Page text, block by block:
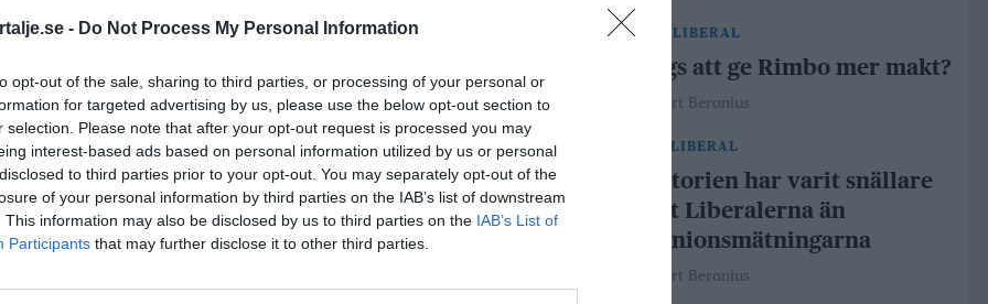
- Do Not Process My Personal Information
opt-out of the sale, sharing to third parties, or processing of your personal or
for targeted advertising by us, please use the below opt-out section to
selection. Please note that after your opt-out request is processed you may
interest-based ads based on personal information utilized by us or personal
to third parties prior to your opt-out. You may separately opt-out of the
of your personal information by third parties on the IAB’s list of downstream
This information may also be disclosed by us to third parties on the IAB’s List of
Participants that may further disclose it to other third parties.
29 julLIBERAL
Dags att ge Rimbo mer makt?
Robert Beronius
LIBERAL
Historien har varit snällare
mot Liberalerna än
opinionsmätningarna
Robert Beronius